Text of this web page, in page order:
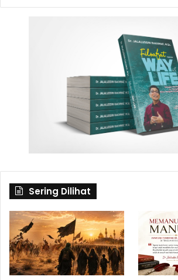
Sering Dilihat